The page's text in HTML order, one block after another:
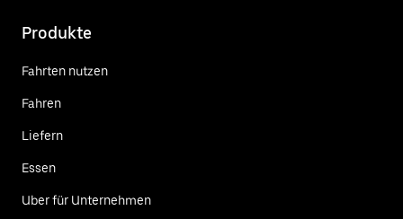
Produkte
Fahrten nutzen
Fahren
Liefern
Essen
Uber für Unternehmen